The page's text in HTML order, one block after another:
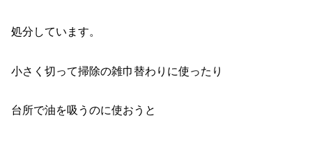
処分しています。
小さく切って掃除の雑巾替わりに使ったり
台所で油を吸うのに使おうと